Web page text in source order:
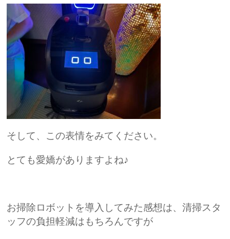
そして、この表情をみてください。
とても愛嬌がありますよね♪
お掃除ロボットを導入してみた感想は、清掃スタ
ッフの負担軽減はもちろんですが